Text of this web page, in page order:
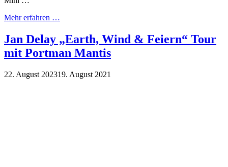
Mehr erfahren …
Jan Delay „Earth, Wind & Feiern“ Tour
mit Portman Mantis
22. August 202319. August 2021